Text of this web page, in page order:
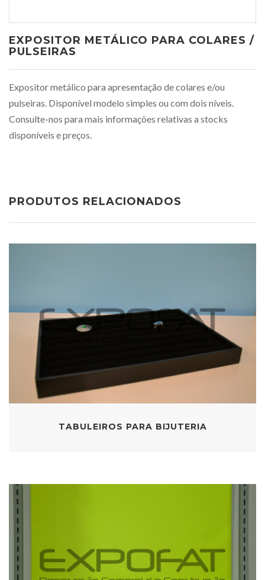
EXPOSITOR METÁLICO PARA COLARES /
PULSEIRAS
Expositor metálico para apresentação de colares e/ou
pulseiras. Disponível modelo simples ou com dois níveis.
Consulte-nos para mais informações relativas a stocks
disponíveis e preços.
PRODUTOS RELACIONADOS
TABULEIROS PARA BIJUTERIA